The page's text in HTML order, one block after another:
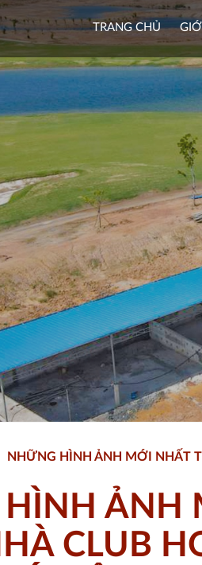
TRANG CHỦ
NHỮNG HÌNH ẢNH MỚI NHẤT
ẢNH
CLUB